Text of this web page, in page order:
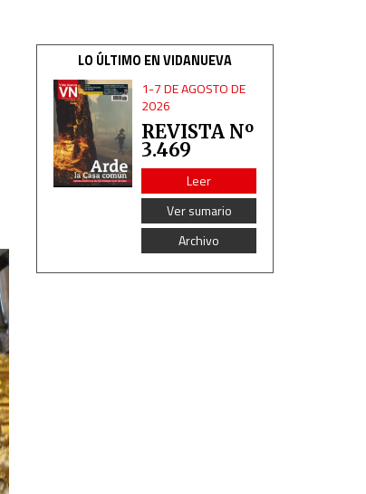
LO ÚLTIMO EN VIDANUEVA
1-7 DE AGOSTO DE
2026
REVISTA Nº
3.469
Leer
Ver sumario
Archivo